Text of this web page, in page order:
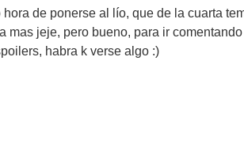
de ponerse al lío, que de la cuarta
mas jeje, pero bueno, para ir
habra k verse algo :)